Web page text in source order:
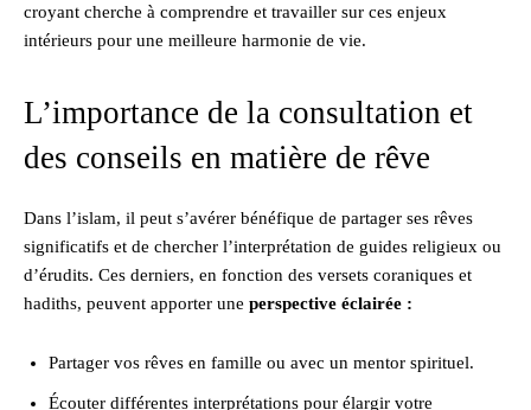
croyant cherche à comprendre et travailler sur ces enjeux
intérieurs pour une meilleure harmonie de vie.
L’importance de la consultation et
des conseils en matière de rêve
Dans l’islam, il peut s’avérer bénéfique de partager ses rêves
significatifs et de chercher l’interprétation de guides religieux ou
d’érudits. Ces derniers, en fonction des versets coraniques et
hadiths, peuvent apporter une perspective éclairée :
Partager vos rêves en famille ou avec un mentor spirituel.
Écouter différentes interprétations pour élargir votre